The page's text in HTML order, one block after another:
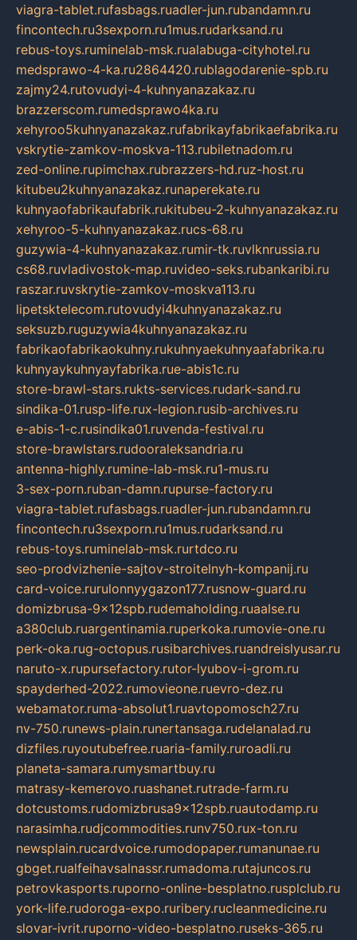
viagra-tablet.rufasbags.ruadler-jun.rubandamn.ru
fincontech.ru3sexporn.ru1mus.rudarksand.ru
rebus-toys.ruminelab-msk.rualabuga-cityhotel.ru
medsprawo-4-ka.ru2864420.rublagodarenie-spb.ru
zajmy24.rutovudyi-4-kuhnyanazakaz.ru
brazzerscom.rumedsprawo4ka.ru
xehyroo5kuhnyanazakaz.rufabrikayfabrikaefabrika.ru
vskrytie-zamkov-moskva-113.rubiletnadom.ru
zed-online.rupimchax.rubrazzers-hd.ruz-host.ru
kitubeu2kuhnyanazakaz.runaperekate.ru
kuhnyaofabrikaufabrik.rukitubeu-2-kuhnyanazakaz.ru
xehyroo-5-kuhnyanazakaz.rucs-68.ru
guzywia-4-kuhnyanazakaz.rumir-tk.ruvlknrussia.ru
cs68.ruvladivostok-map.ruvideo-seks.rubankaribi.ru
raszar.ruvskrytie-zamkov-moskva113.ru
lipetsktelecom.rutovudyi4kuhnyanazakaz.ru
seksuzb.ruguzywia4kuhnyanazakaz.ru
fabrikaofabrikaokuhny.rukuhnyaekuhnyaafabrika.ru
kuhnyaykuhnyayfabrika.rue-abis1c.ru
store-brawl-stars.rukts-services.rudark-sand.ru
sindika-01.rusp-life.rux-legion.rusib-archives.ru
e-abis-1-c.rusindika01.ruvenda-festival.ru
store-brawlstars.rudooraleksandria.ru
antenna-highly.rumine-lab-msk.ru1-mus.ru
3-sex-porn.ruban-damn.rupurse-factory.ru
viagra-tablet.rufasbags.ruadler-jun.rubandamn.ru
fincontech.ru3sexporn.ru1mus.rudarksand.ru
rebus-toys.ruminelab-msk.rurtdco.ru
seo-prodvizhenie-sajtov-stroitelnyh-kompanij.ru
card-voice.rurulonnyygazon177.rusnow-guard.ru
domizbrusa-9x12spb.rudemaholding.ruaalse.ru
a380club.ruargentinamia.ruperkoka.rumovie-one.ru
perk-oka.rug-octopus.rusibarchives.ruandreislyusar.ru
naruto-x.rupursefactory.rutor-lyubov-i-grom.ru
spayderhed-2022.rumovieone.ruevro-dez.ru
webamator.ruma-absolut1.ruavtopomosch27.ru
nv-750.runews-plain.runertansaga.rudelanalad.ru
dizfiles.ruyoutubefree.ruaria-family.ruroadli.ru
planeta-samara.rumysmartbuy.ru
matrasy-kemerovo.ruashanet.rutrade-farm.ru
dotcustoms.rudomizbrusa9x12spb.ruautodamp.ru
narasimha.rudjcommodities.runv750.rux-ton.ru
newsplain.rucardvoice.rumodopaper.rumanunae.ru
gbget.rualfeihavsalnassr.rumadoma.rutajuncos.ru
petrovkasports.ruporno-online-besplatno.rusplclub.ru
york-life.rudoroga-expo.ruribery.rucleanmedicine.ru
slovar-ivrit.ruporno-video-besplatno.ruseks-365.ru